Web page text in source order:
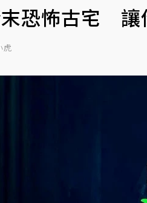
末恐怖古宅 讓
虎